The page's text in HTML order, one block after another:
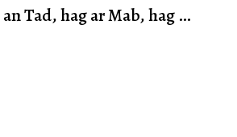
Tad, hag ar Mab, hag …